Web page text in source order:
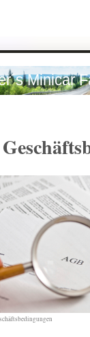
Minicar